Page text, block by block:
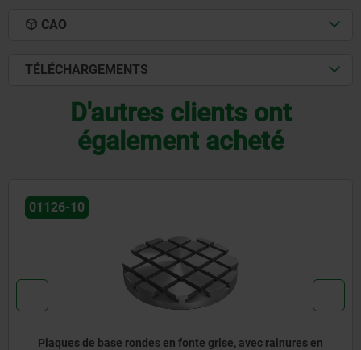
CAO
TÉLÉCHARGEMENTS
D'autres clients ont
également acheté
avec rainures en Bloc rectangulaire, fonte grise